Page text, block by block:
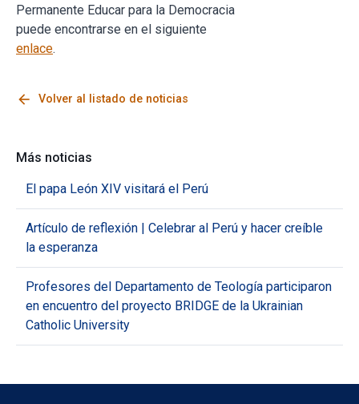
Permanente Educar para la Democracia
puede encontrarse en el siguiente
enlace.
arrow_back Volver al listado de noticias
Más noticias
El papa León XIV visitará el Perú
Artículo de reflexión | Celebrar al Perú y hacer creíble
la esperanza
Profesores del Departamento de Teología participaron
en encuentro del proyecto BRIDGE de la Ukrainian
Catholic University